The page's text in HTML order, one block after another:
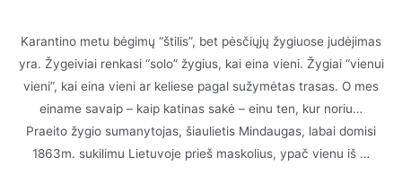
Karantino metu bėgimų “štilis”, bet pėsčiųjų žygiuose judėjimas
yra. Žygeiviai renkasi “solo” žygius, kai eina vieni. Žygiai “vienui
vieni”, kai eina vieni ar keliese pagal sužymėtas trasas. O mes
einame savaip – kaip katinas sakė – einu ten, kur noriu…
Praeito žygio sumanytojas, šiaulietis Mindaugas, labai domisi
1863m. sukilimu Lietuvoje prieš maskolius, ypač vienu iš …